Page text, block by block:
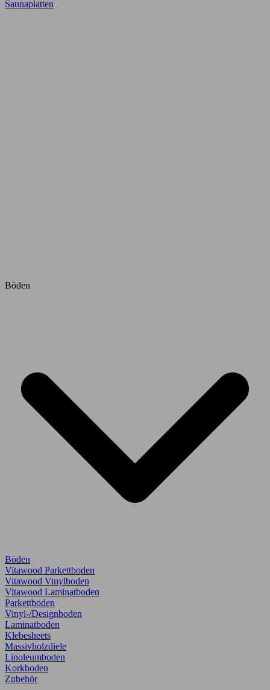
Saunaplatten
Böden
Böden
Vitawood Parkettboden
Vitawood Vinylboden
Vitawood Laminatboden
Parkettboden
Vinyl-/Designboden
Laminatboden
Klebesheets
Massivholzdiele
Linoleumboden
Korkboden
Zubehör